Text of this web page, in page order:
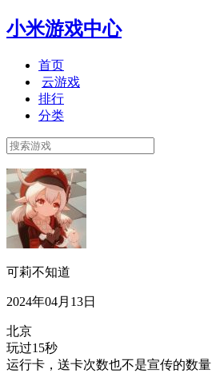
小米游戏中心
首页
云游戏
排行
分类
可莉不知道
2024年04月13日
北京
玩过15秒
运行卡，送卡次数也不是宣传的数量